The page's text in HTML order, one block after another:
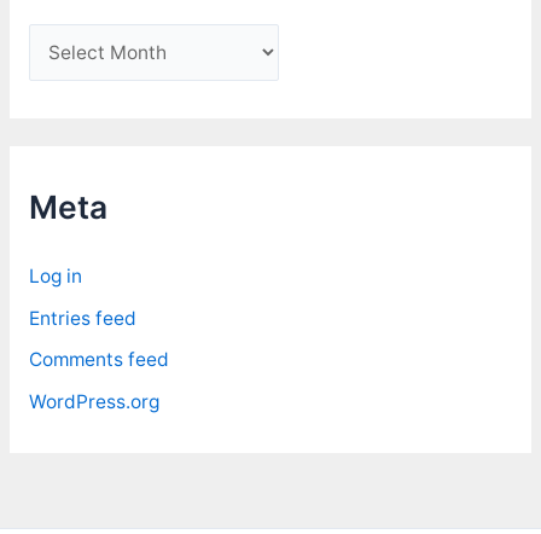
r
i
e
Meta
Log in
Entries feed
Comments feed
WordPress.org